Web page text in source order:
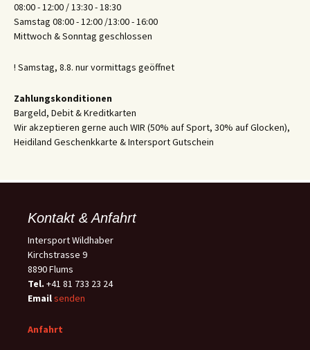
08:00 - 12:00 / 13:30 - 18:30
Samstag 08:00 - 12:00 /13:00 - 16:00
Mittwoch & Sonntag geschlossen
! Samstag, 8.8. nur vormittags geöffnet
Zahlungskonditionen
Bargeld, Debit & Kreditkarten
Wir akzeptieren gerne auch WIR (50% auf Sport, 30% auf Glocken),
Heidiland Geschenkkarte & Intersport Gutschein
Kontakt & Anfahrt
Intersport Wildhaber
Kirchstrasse 9
8890 Flums
Tel. +41 81 733 23 24
Emailsenden
Anfahrt